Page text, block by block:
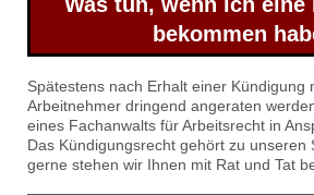
bekommen
Spätestens nach Erhalt einer Kündigung
Arbeitnehmer dringend angeraten
eines Fachanwalts für Arbeitsrecht in
Das Kündigungsrecht gehört zu unseren
gerne stehen wir Ihnen mit Rat und Tat